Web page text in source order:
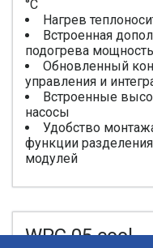
°C
Нагрев
Встроенная
подогрева
Обновленный
управления и
Встроенные
насосы
Удобство
функции
модулей
WPC 05 cool